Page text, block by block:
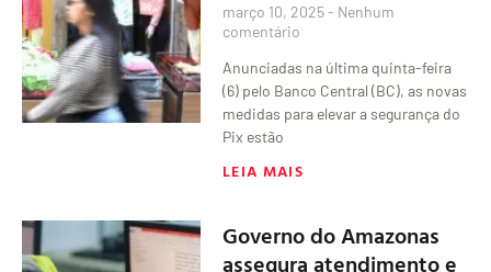
março 10, 2025 Nenhum
comentário
Anunciadas na última quinta-feira
(6) pelo Banco Central (BC), as novas
medidas para elevar a segurança do
Pix estão
LEIA MAIS
Governo do Amazonas
assegura atendimento e